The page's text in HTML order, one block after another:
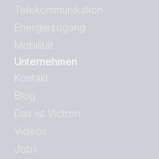
Telekommunikation
Energiezugang
Mobilität
Unternehmen
Kontakt
Blog
Das ist Victron
Videos
Jobs